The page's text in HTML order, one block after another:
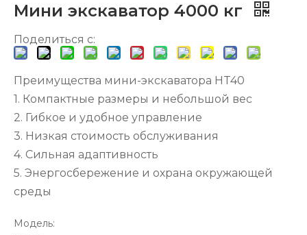
Мини экскаватор 4000 кг
Поделиться с:
Преимущества мини-экскаватора HT40
1. Компактные размеры и небольшой вес
2. Гибкое и удобное управление
3. Низкая стоимость обслуживания
4. Сильная адаптивность
5. Энергосбережение и охрана окружающей
среды
Модель: